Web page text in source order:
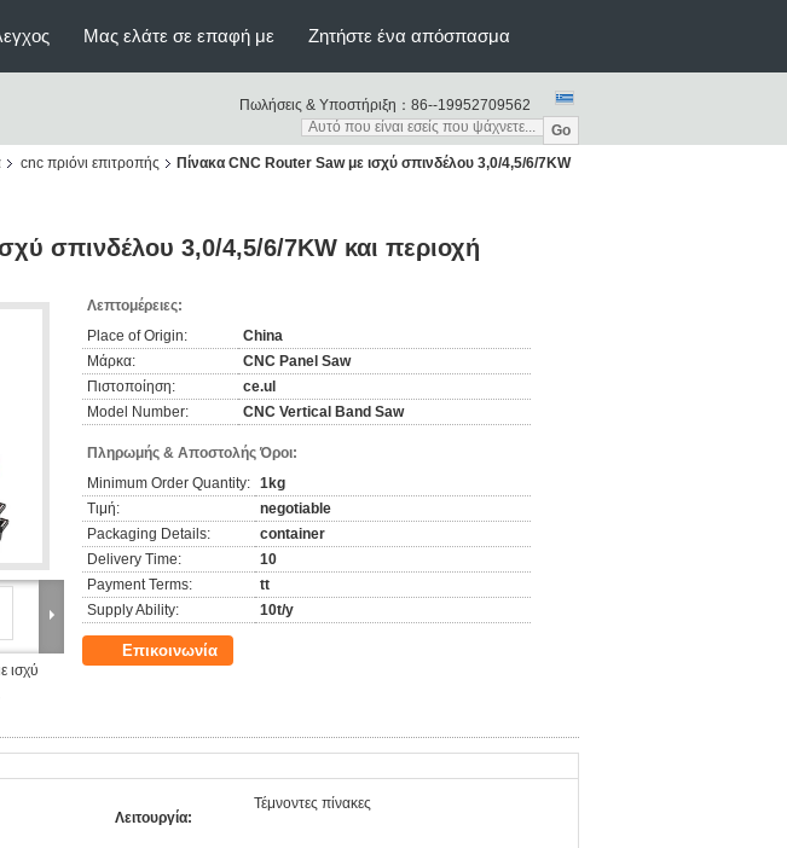
Μας ελάτε σε επαφή με Ζητήστε ένα απόσπασμα
Πωλήσεις & Υποστήριξη： 86--19952709562
Go
cnc πριόνι επιτροπής Πίνακα CNC Router Saw με ισχύ σπινδέλου 3,0/4,5/6/7KW
σπινδέλου 3,0/4,5/6/7KW και περιοχή
ισχύ
Λεπτομέρειες:
Place of Origin:
China
Μάρκα:
CNC Panel Saw
Πιστοποίηση:
ce.ul
Model Number:
CNC Vertical Band Saw
Πληρωμής & Αποστολής Όροι:
Minimum Order Quantity: 1kg
Τιμή:
negotiable
Packaging Details:
container
Delivery Time:
10
Payment Terms:
tt
Supply Ability:
10t/y
Επικοινωνία
Λειτουργία:
Τέμνοντες πίνακες